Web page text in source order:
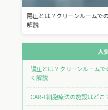
陽圧とは？クリーンルームで
解説
人
陽圧とは？クリーンルーム
く解説
CAR-T細胞療法の施設はど